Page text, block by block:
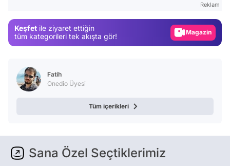
Reklam
Keşfet ile ziyaret ettiğin
tüm kategorileri tek akışta gör!
Magazin
Fatih
Onedio Üyesi
Tüm içerikleri
Sana Özel Seçtiklerimiz